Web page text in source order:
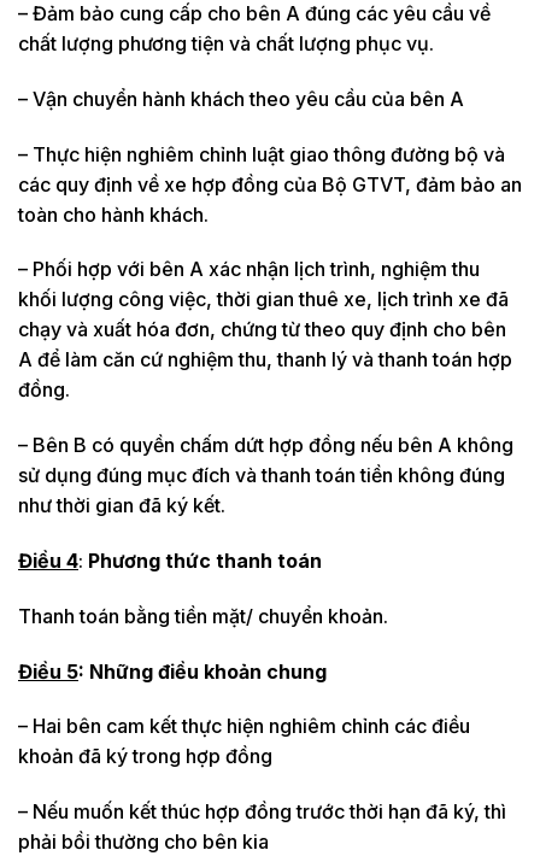
– Đảm bảo cung cấp cho bên A đúng các yêu cầu về
chất lượng phương tiện và chất lượng phục vụ.
– Vận chuyển hành khách theo yêu cầu của bên A
– Thực hiện nghiêm chỉnh luật giao thông đường bộ và
các quy định về xe hợp đồng của Bộ GTVT, đảm bảo an
toàn cho hành khách.
– Phối hợp với bên A xác nhận lịch trình, nghiệm thu
khối lượng công việc, thời gian thuê xe, lịch trình xe đã
chạy và xuất hóa đơn, chứng từ theo quy định cho bên
A để làm căn cứ nghiệm thu, thanh lý và thanh toán hợp
đồng.
– Bên B có quyền chấm dứt hợp đồng nếu bên A không
sử dụng đúng mục đích và thanh toán tiền không đúng
như thời gian đã ký kết.
Điều 4: Phương thức thanh toán
Thanh toán bằng tiền mặt/ chuyển khoản.
Điều 5: Những điều khoản chung
– Hai bên cam kết thực hiện nghiêm chỉnh các điều
khoản đã ký trong hợp đồng
– Nếu muốn kết thúc hợp đồng trước thời hạn đã ký, thì
phải bồi thường cho bên kia